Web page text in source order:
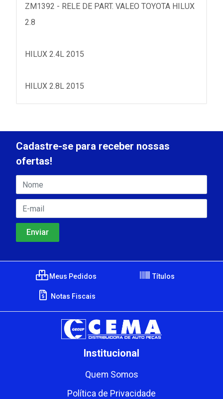
ZM1392 - RELE DE PART. VALEO TOYOTA HILUX
2.8
HILUX 2.4L 2015
HILUX 2.8L 2015
Cadastre-se para receber nossas
ofertas!
Meus Pedidos Títulos
Notas Fiscais
Institucional
Quem Somos
Política de Privacidade